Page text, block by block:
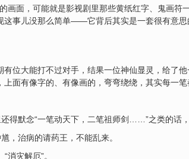
画面，可能就是影视剧里那些黄纸红字、鬼画
这事儿没那么简单——它背后其实是一套很有意
位大能打不过对手，结果一位神仙显灵，给了
面有像字的、有像画的，弯弯绕绕，其实每一笔
得默念“一笔动天下，二笔祖师剑……”之类的话，
，治病的请药王，不能乱来。
消灾解厄”。